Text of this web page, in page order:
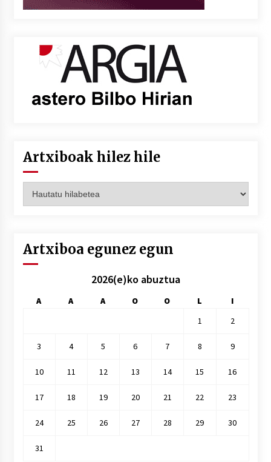
Artxiboak hilez hile
hilez
Artxiboa egunez egun
2026(e)ko abuztua
A A A O O L
I
1
2
3 4 5 6 7 8 9
10 11 12 13 14 15 16
17 18 19 20 21 22 23
24 25 26 27 28 29 30
31